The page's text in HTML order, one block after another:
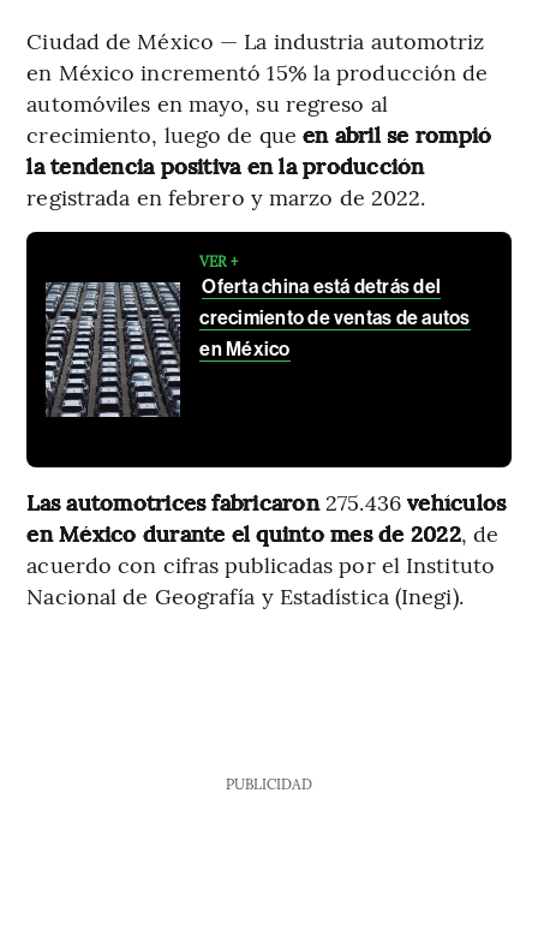
Ciudad de México — La industria automotriz
en México incrementó 15% la producción de
automóviles en mayo, su regreso al
crecimiento, luego de que en abril se rompió
la tendencia positiva en la producción
registrada en febrero y marzo de 2022.
VER +
Oferta china está detrás del
crecimiento de ventas de autos
en México
Las automotrices fabricaron275.436vehículos
en México durante el quinto mes de 2022, de
acuerdo con cifras publicadas por el Instituto
Nacional de Geografía y Estadística (Inegi).
PUBLICIDAD